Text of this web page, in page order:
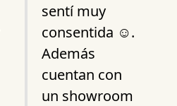
sentí muy
consentida ☺️.
Además
cuentan con
un showroom